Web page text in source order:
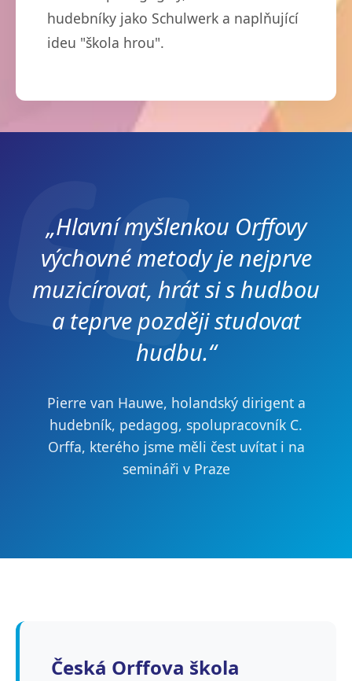
hudebníky jako Schulwerk a naplňující
ideu "škola hrou".
„Hlavní myšlenkou Orffovy
výchovné metody je nejprve
muzicírovat, hrát si s hudbou
a teprve později studovat
hudbu.“
Pierre van Hauwe, holandský dirigent a
hudebník, pedagog, spolupracovník C.
Orffa, kterého jsme měli čest uvítat i na
semináři v Praze
Česká Orffova škola